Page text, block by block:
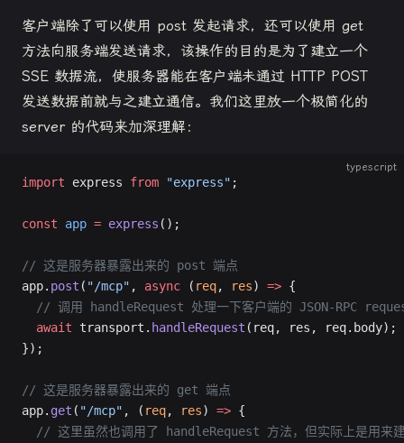
客户端除了可以使用 post 发起请求，还可以使用 get
方法向服务端发送请求，该操作的目的是为了建立一个
SSE 数据流，使服务器能在客户端未通过 HTTP POST
发送数据前就与之建立通信。我们这里放一个极简化的
server 的代码来加深理解：
typescript
import express from "express" ;
const app = express ();
// 这是服务器暴露出来的 post 端点
app. post ( "/mcp" , async ( req, res) => {
// 调用 handleRequest 处理一下客户端的 JSON-RPC
  await
transport. handleRequest (req, res, req.body);
});
// 这是服务器暴露出来的 get 端点
app. get ( "/mcp" , ( req, res) => {
// 这里虽然也调用了 handleRequest 方法，但实际上是用来